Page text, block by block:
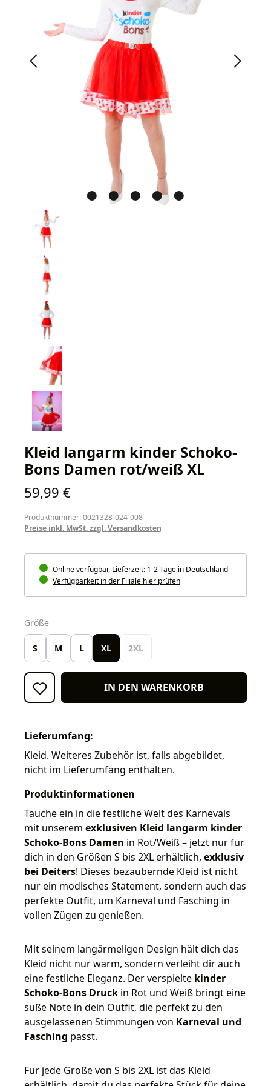
Kleid langarm kinder Schoko-
Bons Damen rot/weiß XL
Regulärer Preis:
59,99 €
Produktnummer: 0021328-024-008
Preise inkl. MwSt. zzgl. Versandkosten
Online verfügbar, Lieferzeit: 1-2 Tage in Deutschland
Verfügbarkeit in der Filiale hier prüfen
Größe
S M L XL 2XL
IN DEN WARENKORB
Lieferumfang:
Kleid. Weiteres Zubehör ist, falls abgebildet,
nicht im Lieferumfang enthalten.
Produktinformationen
Tauche ein in die festliche Welt des Karnevals
mit unserem exklusiven Kleid langarm kinder
Schoko-Bons Damen in Rot/Weiß – jetzt nur für
dich in den Größen S bis 2XL erhältlich, exklusiv
bei Deiters! Dieses bezaubernde Kleid ist nicht
nur ein modisches Statement, sondern auch das
perfekte Outfit, um Karneval und Fasching in
vollen Zügen zu genießen.
Mit seinem langärmeligen Design hält dich das
Kleid nicht nur warm, sondern verleiht dir auch
eine festliche Eleganz. Der verspielte kinder
Schoko-Bons Druck in Rot und Weiß bringt eine
süße Note in dein Outfit, die perfekt zu den
ausgelassenen Stimmungen von Karneval und
Fasching passt.
Für jede Größe von S bis 2XL ist das Kleid